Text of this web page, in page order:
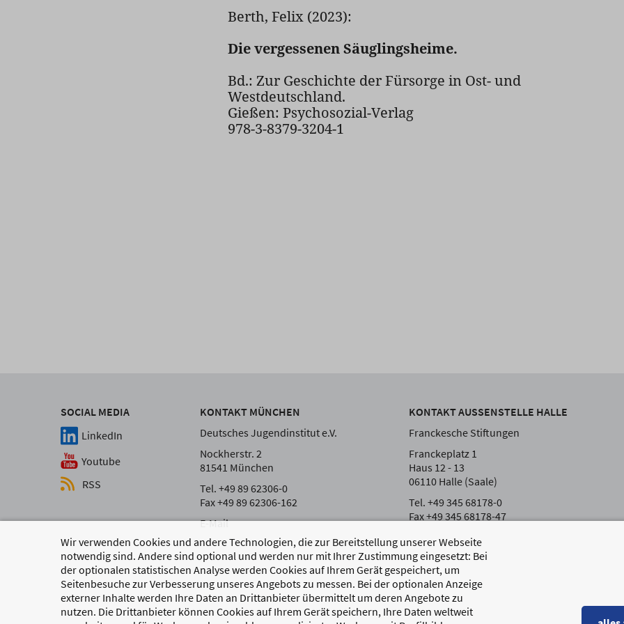
Wir verwenden Cookies und andere Technologien, die zur Bereitstellung unserer Webseite
notwendig sind. Andere sind optional und werden nur mit Ihrer Zustimmung eingesetzt: Bei
der optionalen statistischen Analyse werden Cookies auf Ihrem Gerät gespeichert, um
Seitenbesuche zur Verbesserung unseres Angebots zu messen. Bei der optionalen Anzeige
externer Inhalte werden Ihre Daten an Drittanbieter übermittelt um deren Angebote zu
nutzen. Die Drittanbieter können Cookies auf Ihrem Gerät speichern, Ihre Daten weltweit
Berth, Felix (2023):
Die vergessenen Säuglingsheime.
Bd.: Zur Geschichte der Fürsorge in Ost- und
Westdeutschland.
Gießen: Psychosozial-Verlag
978-3-8379-3204-1
SOCIAL MEDIA
LinkedIn
Youtube
RSS
KONTAKT MÜNCHEN
Deutsches Jugendinstitut e.V.
Nockherstr. 2
81541 München
Tel. +49 89 62306-0
Fax +49 89 62306-162
E-Mail
KONTAKT AUSSENSTELLE HALLE
Franckesche Stiftungen
Franckeplatz 1
Haus 12 - 13
06110 Halle (Saale)
Tel. +49 345 68178-0
Fax +49 345 68178-47